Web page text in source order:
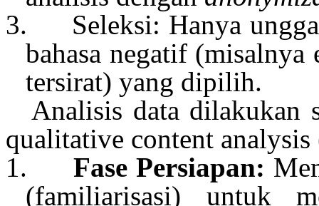
3.
Seleksi: Hanya
bahasa negatif(misalnya
tersirat) yang dipilih.
Analisis data dilakukan
qualitative content analysis
1.
Fase Persiapan:
(familiarisasi) untuk